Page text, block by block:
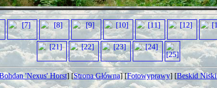
'Nexus' Horst] [Strona Główna] [Fotowyprawy] [Beskid